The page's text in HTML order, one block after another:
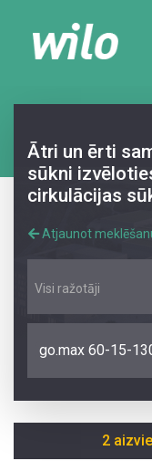
Ātri un ērti
sūkni
cirkulācijas
Atjaunot
Visi ražotāji
go.max 60-15-
2